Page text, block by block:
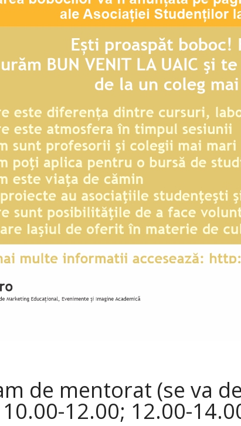
de mentorat (se va
12.00; 12.00-